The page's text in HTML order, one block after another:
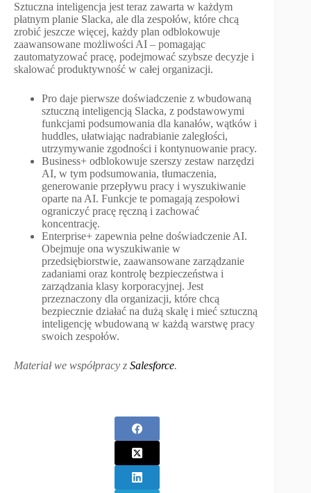
Sztuczna inteligencja jest teraz zawarta w każdym
płatnym planie Slacka, ale dla zespołów, które chcą
zrobić jeszcze więcej, każdy plan odblokowuje
zaawansowane możliwości AI – pomagając
zautomatyzować pracę, podejmować szybsze decyzje i
skalować produktywność w całej organizacji.
Pro daje pierwsze doświadczenie z wbudowaną
sztuczną inteligencją Slacka, z podstawowymi
funkcjami podsumowania dla kanałów, wątków i
huddles, ułatwiając nadrabianie zaległości,
utrzymywanie zgodności i kontynuowanie pracy.
Business+ odblokowuje szerszy zestaw narzędzi
AI, w tym podsumowania, tłumaczenia,
generowanie przepływu pracy i wyszukiwanie
oparte na AI. Funkcje te pomagają zespołowi
ograniczyć pracę ręczną i zachować
koncentrację.
Enterprise+ zapewnia pełne doświadczenie AI.
Obejmuje ona wyszukiwanie w
przedsiębiorstwie, zaawansowane zarządzanie
zadaniami oraz kontrolę bezpieczeństwa i
zarządzania klasy korporacyjnej. Jest
przeznaczony dla organizacji, które chcą
bezpiecznie działać na dużą skalę i mieć sztuczną
inteligencję wbudowaną w każdą warstwę pracy
swoich zespołów.
Materiał we współpracy z Salesforce.